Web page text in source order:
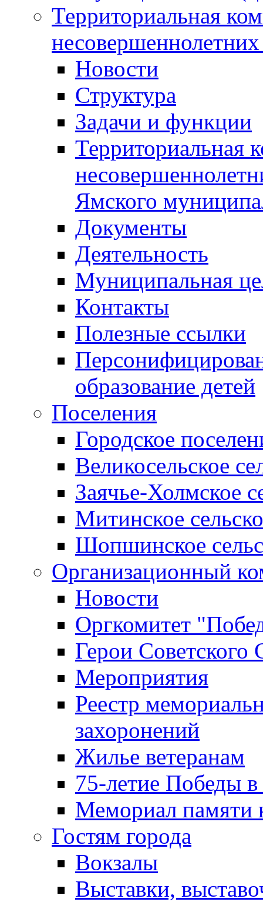
Территориальная
Новости
Структура
Задачи и функции
Территориальная
Ямского
Документы
Деятельность
Муниципальная
Контакты
Полезные ссылки
образование детей
Поселения
Городское
Великосельское
Заячье-Холмское
Митинское
Шопшинское
Организационный
Новости
Оргкомитет
Герои Советского
Мероприятия
Реестр
захоронений
Жилье ветеранам
75-летие Победы
Мемориал памяти
Гостям города
Вокзалы
Выставки,